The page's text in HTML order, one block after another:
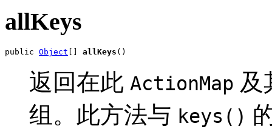
allKeys
public Object allKeys ()
返回在此 ActionMap 及
组。此方法与 keys()